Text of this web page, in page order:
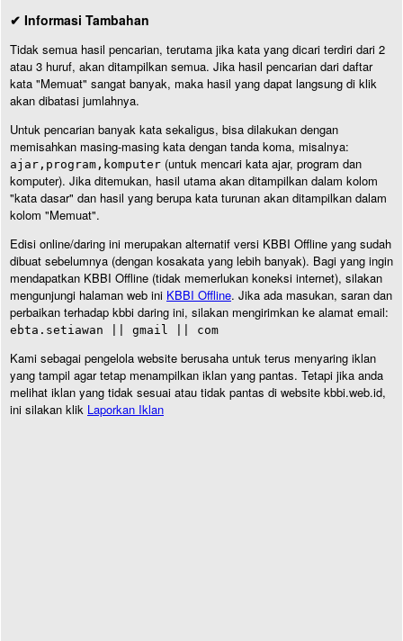
✔ Informasi Tambahan
Tidak semua hasil pencarian, terutama jika kata yang dicari terdiri dari 2
atau 3 huruf, akan ditampilkan semua. Jika hasil pencarian dari daftar
kata "Memuat" sangat banyak, maka hasil yang dapat langsung di klik
akan dibatasi jumlahnya.
Untuk pencarian banyak kata sekaligus, bisa dilakukan dengan
memisahkan masing-masing kata dengan tanda koma, misalnya:
ajar,program,komputer (untuk mencari kata ajar, program dan
komputer). Jika ditemukan, hasil utama akan ditampilkan dalam kolom
"kata dasar" dan hasil yang berupa kata turunan akan ditampilkan dalam
kolom "Memuat".
Edisi online/daring ini merupakan alternatif versi KBBI Offline yang sudah
dibuat sebelumnya (dengan kosakata yang lebih banyak). Bagi yang ingin
mendapatkan KBBI Offline (tidak memerlukan koneksi internet), silakan
mengunjungi halaman web ini KBBI Offline. Jika ada masukan, saran dan
perbaikan terhadap kbbi daring ini, silakan mengirimkan ke alamat email:
ebta.setiawan || gmail || com
Kami sebagai pengelola website berusaha untuk terus menyaring iklan
yang tampil agar tetap menampilkan iklan yang pantas. Tetapi jika anda
melihat iklan yang tidak sesuai atau tidak pantas di website kbbi.web.id,
ini silakan klik Laporkan Iklan